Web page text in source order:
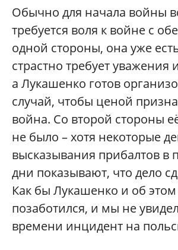
Обычно для начала войны
требуется воля к войне с
одной стороны, она уже
страстно требует уважения
а Лукашенко готов
случай, чтобы ценой
война. Со второй стороны
не было – хотя некоторые
высказывания прибалтов в
дни показывают, что дело
Как бы Лукашенко и об
позаботился, и мы не
времени инцидент на